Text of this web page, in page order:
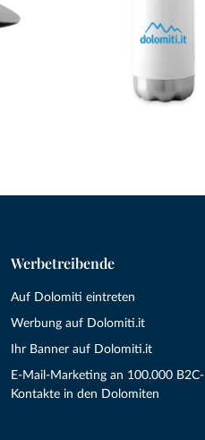
Werbetreibende
Auf Dolomiti eintreten
Werbung auf Dolomiti.it
Ihr Banner auf Dolomiti.it
E-Mail-Marketing an 100.000 B2C-
Kontakte in den Dolomiten